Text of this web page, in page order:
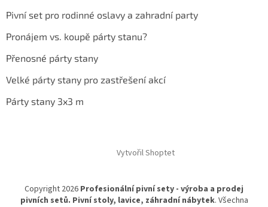
Pivní set pro rodinné oslavy a zahradní party
Pronájem vs. koupě párty stanu?
Přenosné párty stany
Velké párty stany pro zastřešení akcí
Párty stany 3x3 m
Vytvořil Shoptet
Copyright 2026 Profesionální pivní sety - výroba a prodej
pivních setů. Pivní stoly, lavice, záhradní nábytek. Všechna